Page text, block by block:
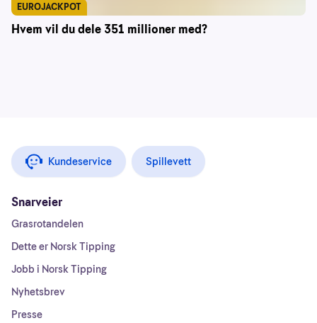
Hvem vil du dele 351 millioner med?
EUROJACKPOT
Kundeservice Spillevett
Snarveier
Grasrotandelen
Dette er Norsk Tipping
Jobb i Norsk Tipping
Nyhetsbrev
Presse